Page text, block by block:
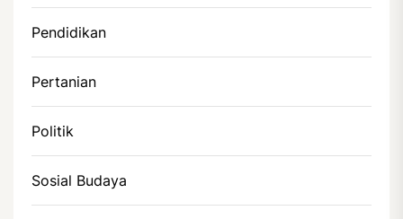
Pendidikan
Pertanian
Politik
Sosial Budaya